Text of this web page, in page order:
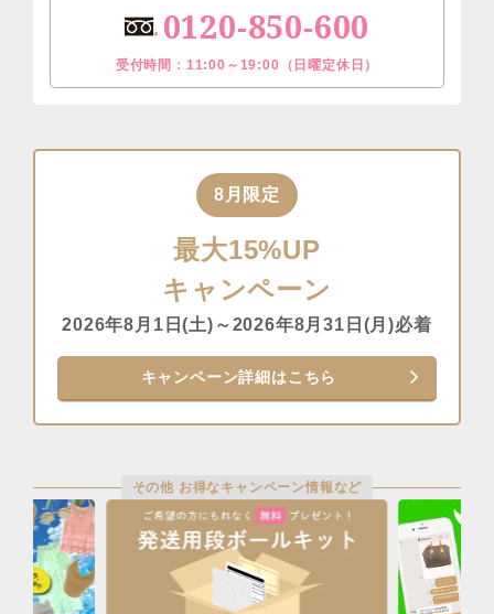
0120-850-600
受付時間：11:00～19:00（日曜定休日）
8月限定
最大15%UP
キャンペーン
2026年8月1日(土)～2026年8月31日(月)必着
キャンペーン詳細はこちら
その他 お得なキャンペーン情報など